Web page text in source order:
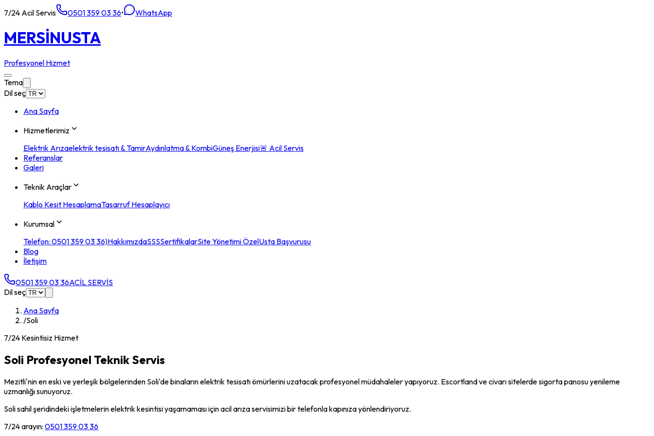
7/24 Acil Servis 0501 359 03 36• WhatsApp
MERSİNUSTA
Profesyonel Hizmet
Tema
Dil seç
Ana Sayfa
Hizmetlerimiz
Elektrik Arızaelektrik tesisatı & TamirAydınlatma & KombiGüneş Enerjisi🚨 Acil Servis
Referanslar
Galeri
Teknik Araçlar
Kablo Kesit HesaplamaTasarruf Hesaplayıcı
Kurumsal
Telefon: 0501 359 03 36)HakkımızdaSSSSertifikalarSite Yönetimi ÖzelUsta Başvurusu
Blog
İletişim
0501 359 03 36ACİL SERVİS
Dil seç
Ana Sayfa
/Soli
7/24 Kesintisiz Hizmet
Soli Profesyonel Teknik Servis
Mezitli'nin en eski ve yerleşik bölgelerinden Soli'de binaların elektrik tesisatı ömürlerini uzatacak profesyonel müdahaleler yapıyoruz. Escortland ve civarı sitelerde sigorta panosu yenileme
uzmanlığı sunuyoruz.
Soli sahil şeridindeki işletmelerin elektrik kesintisi yaşamaması için acil arıza servisimizi bir telefonla kapınıza yönlendiriyoruz.
7/24 arayın: 0501 359 03 36